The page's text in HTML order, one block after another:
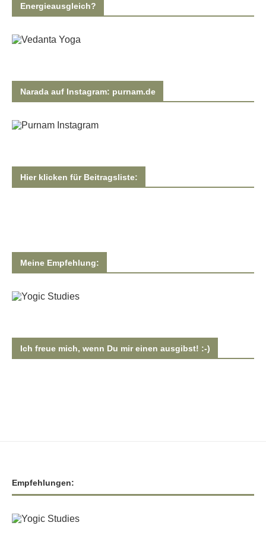
Energieausgleich?
Narada auf Instagram: purnam.de
Hier klicken für Beitragsliste:
Meine Empfehlung:
Ich freue mich, wenn Du mir einen ausgibst! :-)
Empfehlungen: